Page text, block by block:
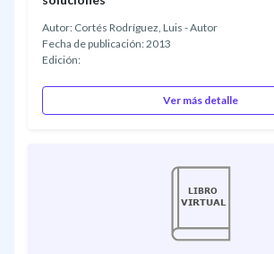
Autor: Cortés Rodríguez, Luis - Autor
Fecha de publicación: 2013
Edición:
Ver más detalle